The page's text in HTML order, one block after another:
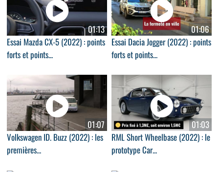
01:13
Essai Mazda CX-5 (2022) : points
forts et points...
01:06
Essai Dacia Jogger (2022) : points
forts et points...
01:07
Volkswagen ID. Buzz (2022) : les
premières...
01:03
RML Short Wheelbase (2022) : le
prototype Car...